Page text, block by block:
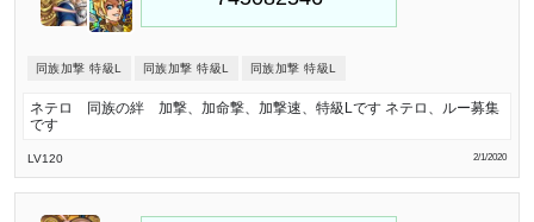
同族加撃 特級L 同族加撃 特級L 同族加撃 特級L
ネテロ 同族の絆 加撃、加命撃、加撃速、特級Lです ネテロ、ルー募集
です
LV120 2/1/2020